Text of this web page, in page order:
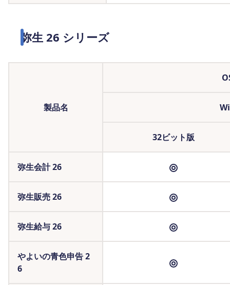
弥生 26 シリーズ
製品名
32ビット版
弥生会計 26
弥生販売 26
弥生給与 26
やよいの青色申告 2
6